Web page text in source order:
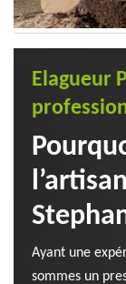
Elagueur
Ayant une
sommes un